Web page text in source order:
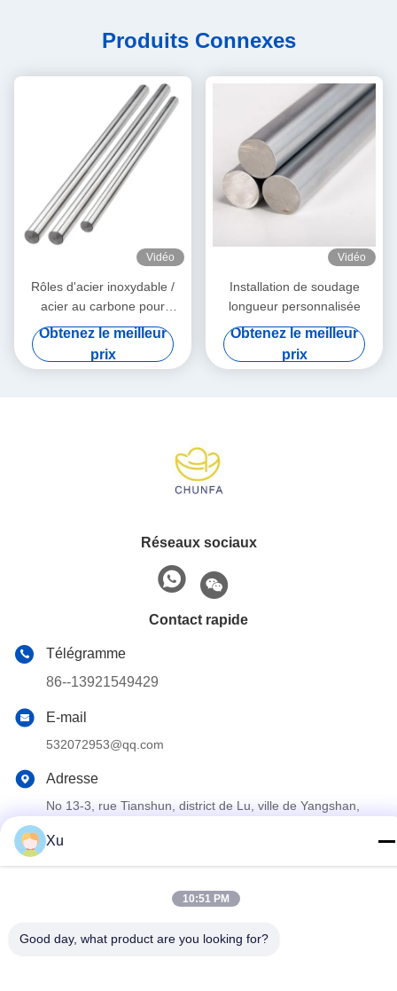
Produits Connexes
Vidéo
Rôles d'acier inoxydable /
acier au carbone pour
l'industrie automobile
Obtenez le meilleur
prix
Vidéo
Installation de soudage
longueur personnalisée
Obtenez le meilleur
prix
Réseaux sociaux
Contact rapide
Télégramme
86--13921549429
E-mail
532072953@qq.com
Adresse
No 13-3, rue Tianshun, district de Lu, ville de Yangshan,
2024-2025 Wuxi Chunfa Hydraulic Machinery Co., Ltd. Tous les
Xu
10:51 PM
Good day, what product are you looking for?